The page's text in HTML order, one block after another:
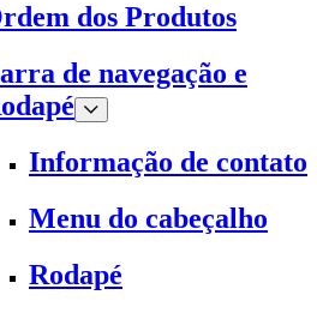
dos Produtos
de navegação e
Informação de contato
Menu do cabeçalho
Rodapé